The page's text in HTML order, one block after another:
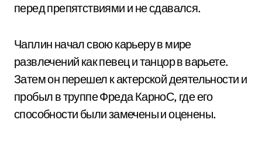
перед препятствиями и не сдавался.
Чаплин начал свою карьеру в мире
развлечений как певец и танцор в варьете.
Затем он перешел к актерской деятельности и
пробыл в труппе Фреда КарноС, где его
способности были замечены и оценены.